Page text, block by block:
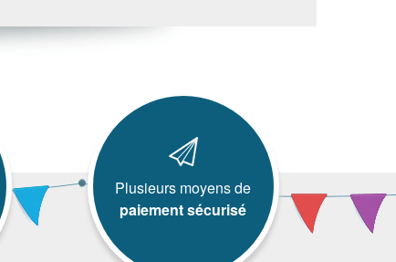
Plusieurs moyens de
paiement sécurisé